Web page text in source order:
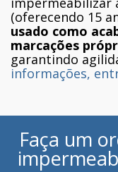
(oferecendo 15
usado como
marcações
garantindo
informações,
Faça um